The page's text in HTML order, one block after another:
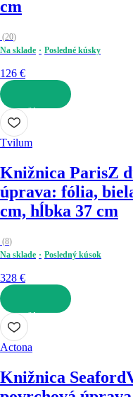
cm
(20)
Na sklade
Posledné kúsky
126 €
DO KOŠÍKA
Tvilum
Knižnica ParisZ
úprava: fólia,
cm, hĺbka 37 cm
(8)
Na sklade
Posledný kúsok
328 €
DO KOŠÍKA
Actona
Knižnica Seaford